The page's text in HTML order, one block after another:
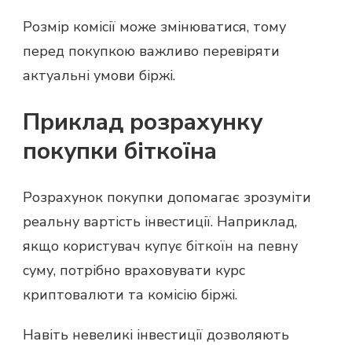
Розмір комісії може змінюватися, тому
перед покупкою важливо перевіряти
актуальні умови біржі.
Приклад розрахунку
покупки біткоїна
Розрахунок покупки допомагає зрозуміти
реальну вартість інвестиції. Наприклад,
якщо користувач купує біткоїн на певну
суму, потрібно враховувати курс
криптовалюти та комісію біржі.
Навіть невеликі інвестиції дозволяють